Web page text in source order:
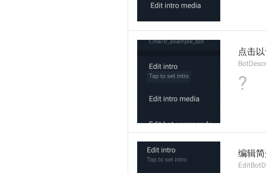
点击
?
编辑